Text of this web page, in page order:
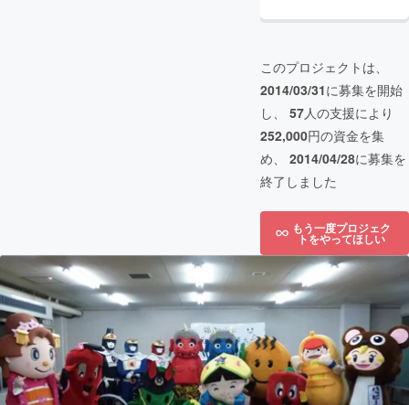
このプロジェクトは、
2014/03/31に募集を開始
し、 57人の支援により
252,000円の資金を集
め、 2014/04/28に募集を
終了しました
もう一度プロジェク
トをやってほしい